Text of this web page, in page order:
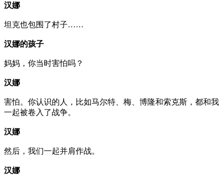
汉娜
坦克也包围了村子……
汉娜的孩子
妈妈，你当时害怕吗？
汉娜
害怕。你认识的人，比如马尔特、梅、博隆和索克斯，都和我
一起被卷入了战争。
汉娜
然后，我们一起并肩作战。
汉娜